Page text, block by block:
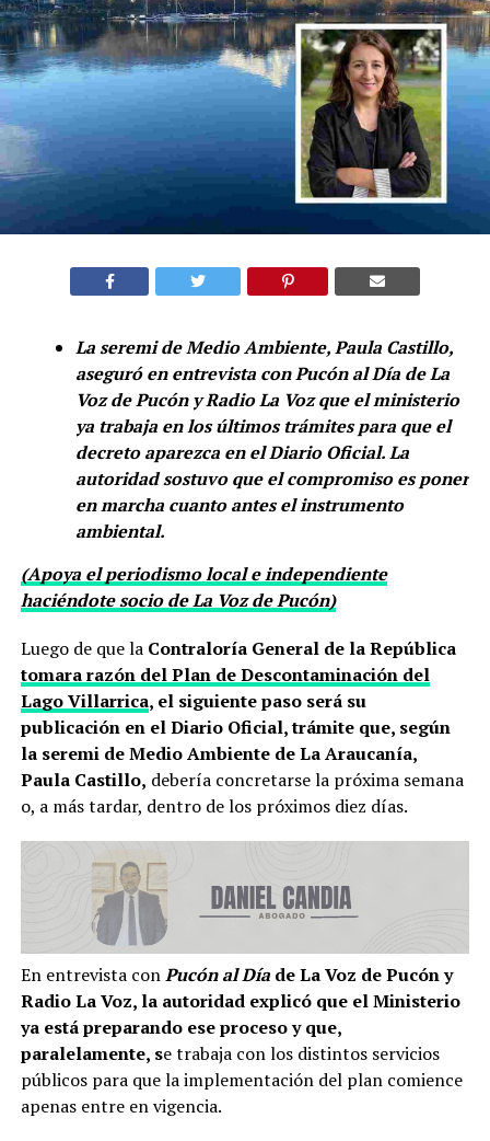
La seremi de Medio Ambiente, Paula Castillo,
aseguró en entrevista con Pucón al Día de La
Voz de Pucón y Radio La Voz que el ministerio
ya trabaja en los últimos trámites para que el
decreto aparezca en el Diario Oficial. La
autoridad sostuvo que el compromiso es poner
en marcha cuanto antes el instrumento
ambiental.
(Apoya el periodismo local e independiente
haciéndote socio de La Voz de Pucón)
Luego de que la Contraloría General de la República
tomara razón del Plan de Descontaminación del
Lago Villarrica, el siguiente paso será su
publicación en el Diario Oficial, trámite que, según
la seremi de Medio Ambiente de La Araucanía,
Paula Castillo, debería concretarse la próxima semana
o, a más tardar, dentro de los próximos diez días.
En entrevista conPucón al Díade La Voz de Pucón y
Radio La Voz, la autoridad explicó que el Ministerio
ya está preparando ese proceso y que,
paralelamente, se trabaja con los distintos servicios
públicos para que la implementación del plan comience
apenas entre en vigencia.